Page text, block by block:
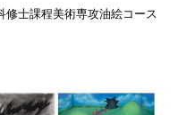
修士課程美術専攻油絵コース